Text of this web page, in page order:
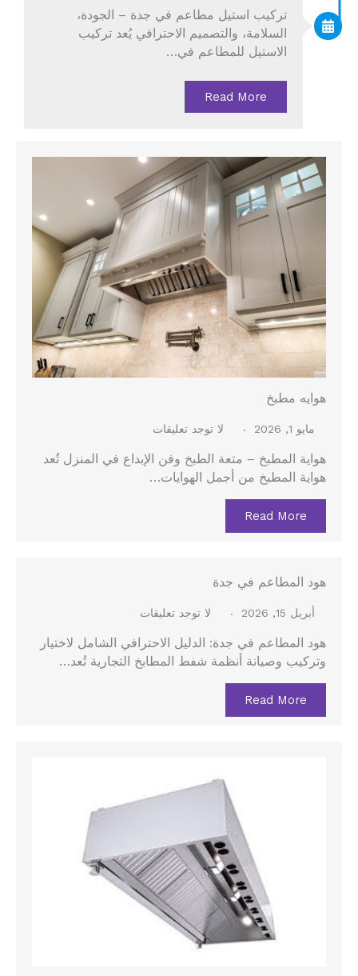
تركيب استيل مطاعم في جدة – الجودة،
السلامة، والتصميم الاحترافي يُعد تركيب
الاستيل للمطاعم في…
Read More
هوايه مطبخ
مايو 1, 2026 لا توجد تعليقات
هواية المطبخ – متعة الطبخ وفن الإبداع في المنزل تُعد
هواية المطبخ من أجمل الهوايات…
Read More
هود المطاعم في جدة
أبريل 15, 2026 لا توجد تعليقات
هود المطاعم في جدة: الدليل الاحترافي الشامل لاختيار
وتركيب وصيانة أنظمة شفط المطابخ التجارية تُعد…
Read More